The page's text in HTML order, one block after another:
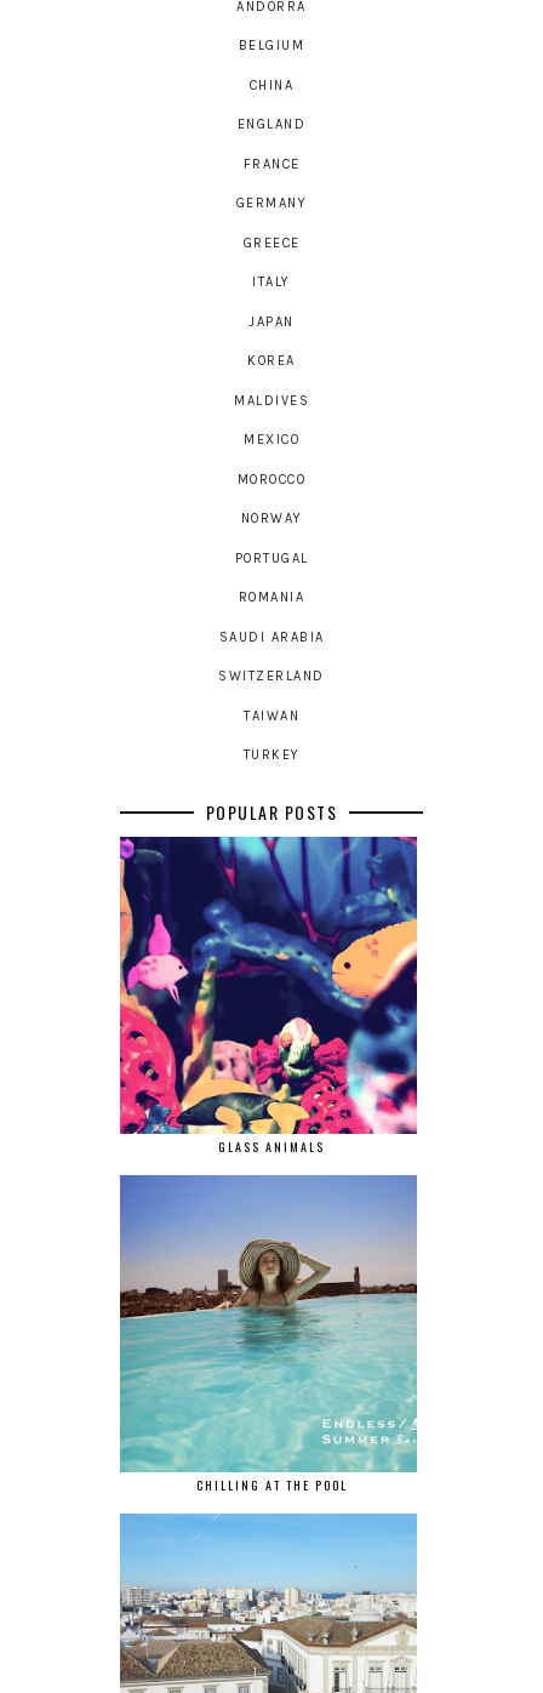
ANDORRA
BELGIUM
CHINA
ENGLAND
FRANCE
GERMANY
GREECE
ITALY
JAPAN
KOREA
MALDIVES
MEXICO
MOROCCO
NORWAY
PORTUGAL
ROMANIA
SAUDI ARABIA
SWITZERLAND
TAIWAN
TURKEY
POPULAR POSTS
GLASS ANIMALS
CHILLING AT THE POOL